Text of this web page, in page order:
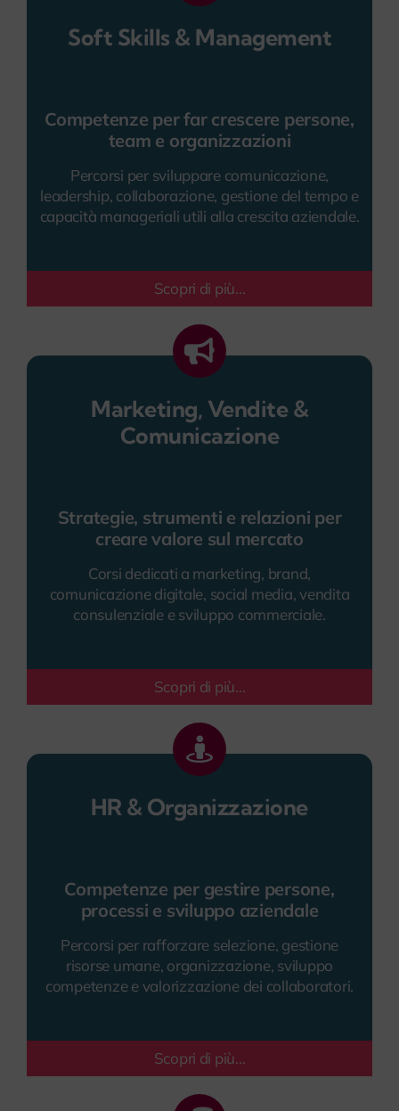
Soft Skills & Management
Competenze per far crescere persone,
team e organizzazioni
Percorsi per sviluppare comunicazione,
leadership, collaborazione, gestione del tempo e
capacità manageriali utili alla crescita aziendale.
Scopri di più...
Marketing, Vendite &
Comunicazione
Strategie, strumenti e relazioni per
creare valore sul mercato
Corsi dedicati a marketing, brand,
comunicazione digitale, social media, vendita
consulenziale e sviluppo commerciale.
Scopri di più...
HR & Organizzazione
Competenze per gestire persone,
processi e sviluppo aziendale
Percorsi per rafforzare selezione, gestione
risorse umane, organizzazione, sviluppo
competenze e valorizzazione dei collaboratori.
Scopri di più...